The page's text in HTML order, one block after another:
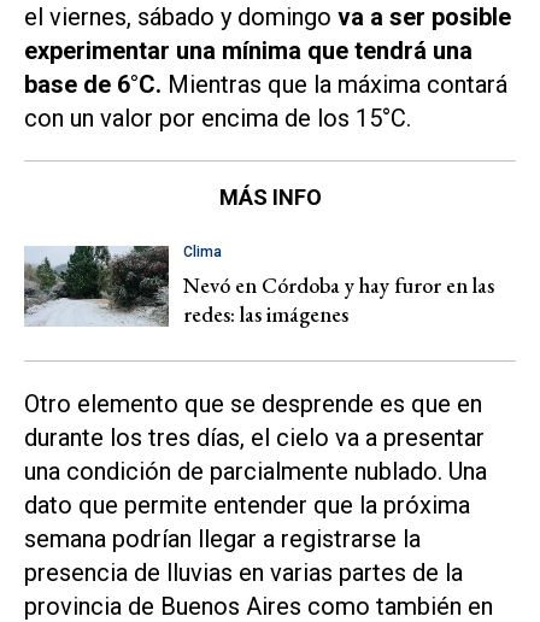
el viernes, sábado y domingo va a ser posible
experimentar una mínima que tendrá una
base de 6°C. Mientras que la máxima contará
con un valor por encima de los 15°C.
MÁS INFO
Clima
Nevó en Córdoba y hay furor en las
redes: las imágenes
Otro elemento que se desprende es que en
durante los tres días, el cielo va a presentar
una condición de parcialmente nublado. Una
dato que permite entender que la próxima
semana podrían llegar a registrarse la
presencia de lluvias en varias partes de la
provincia de Buenos Aires como también en